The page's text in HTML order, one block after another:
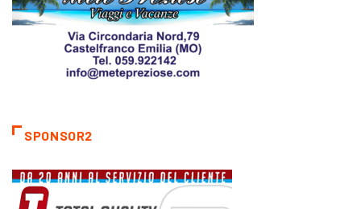
SPONSOR2